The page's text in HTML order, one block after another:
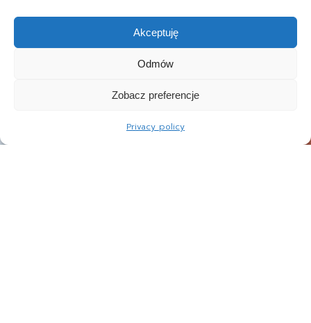
Akceptuję
Odmów
Zobacz preferencje
Privacy policy